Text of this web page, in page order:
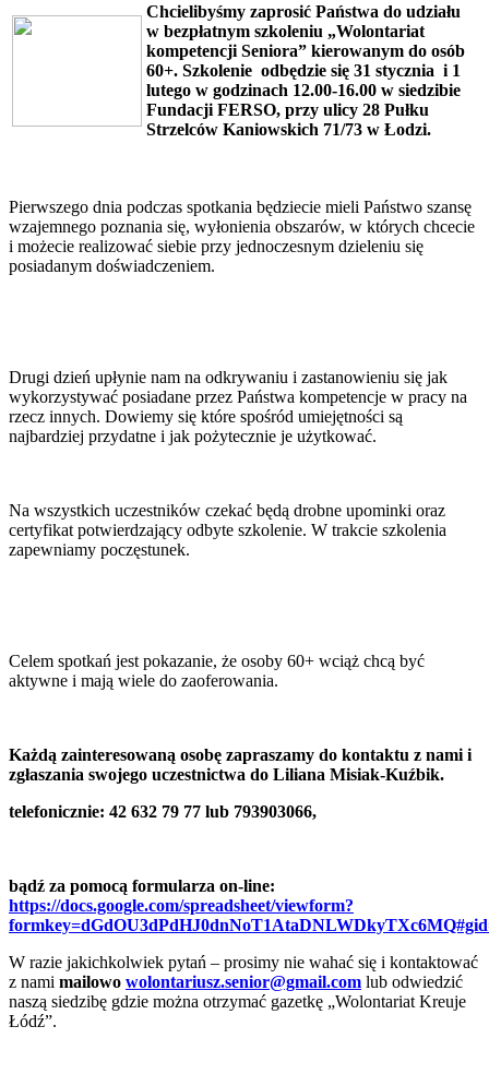
Chcielibyśmy zaprosić Państwa do udziału
w bezpłatnym szkoleniu „Wolontariat
kompetencji Seniora” kierowanym do osób
60+. Szkolenie odbędzie się 31 stycznia i 1
lutego w godzinach 12.00-16.00 w siedzibie
Fundacji FERSO, przy ulicy 28 Pułku
Strzelców Kaniowskich 71/73 w Łodzi.
Pierwszego dnia podczas spotkania będziecie mieli Państwo szansę
wzajemnego poznania się, wyłonienia obszarów, w których chcecie
i możecie realizować siebie przy jednoczesnym dzieleniu się
posiadanym doświadczeniem.
Drugi dzień upłynie nam na odkrywaniu i zastanowieniu się jak
wykorzystywać posiadane przez Państwa kompetencje w pracy na
rzecz innych. Dowiemy się które spośród umiejętności są
najbardziej przydatne i jak pożytecznie je użytkować.
Na wszystkich uczestników czekać będą drobne upominki oraz
certyfikat potwierdzający odbyte szkolenie. W trakcie szkolenia
zapewniamy poczęstunek.
Celem spotkań jest pokazanie, że osoby 60+ wciąż chcą być
aktywne i mają wiele do zaoferowania.
Każdą zainteresowaną osobę zapraszamy do kontaktu z nami i
zgłaszania swojego uczestnictwa do Liliana Misiak-Kuźbik.
telefonicznie: 42 632 79 77 lub 793903066,
bądź za pomocą formularza on-line:
https://docs.google.com/spreadsheet/viewform?
W razie jakichkolwiek pytań – prosimy nie wahać się i kontaktować
z nami mailowo wolontariusz.senior@gmail.com lub odwiedzić
naszą siedzibę gdzie można otrzymać gazetkę „Wolontariat Kreuje
Łódź”.